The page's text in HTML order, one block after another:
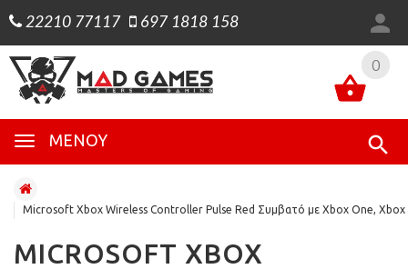
22210 77117 697 1818 158
0
ΜΕΝΟΎ
0
Microsoft Xbox Wireless Controller Pulse Red Συμβατό με Xbox One, Xbox
MICROSOFT XBOX